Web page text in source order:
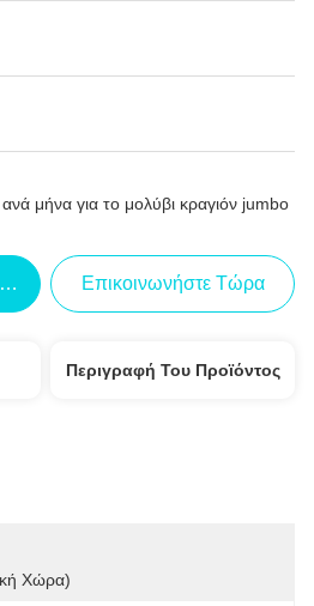
μήνα για το μολύβι κραγιόν jumbo
Επικοινωνήστε Τώρα
Περιγραφή Του Προϊόντος
Χώρα)